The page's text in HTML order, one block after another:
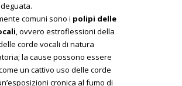
comuni sono i polipi delle
, ovvero estroflessioni della
corde vocali di natura
la cause possono essere
un cattivo uso delle corde
cronica al fumo di